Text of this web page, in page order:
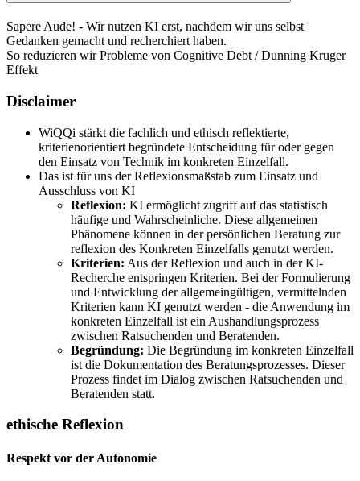
Sapere Aude! - Wir nutzen KI erst, nachdem wir uns selbst
Gedanken gemacht und recherchiert haben.
So reduzieren wir Probleme von Cognitive Debt / Dunning Kruger
Effekt
Disclaimer
WiQQi stärkt die fachlich und ethisch reflektierte,
kriterienorientiert begründete Entscheidung für oder gegen
den Einsatz von Technik im konkreten Einzelfall.
Das ist für uns der Reflexionsmaßstab zum Einsatz und
Ausschluss von KI
Reflexion: KI ermöglicht zugriff auf das statistisch
häufige und Wahrscheinliche. Diese allgemeinen
Phänomene können in der persönlichen Beratung zur
reflexion des Konkreten Einzelfalls genutzt werden.
Kriterien: Aus der Reflexion und auch in der KI-
Recherche entspringen Kriterien. Bei der Formulierung
und Entwicklung der allgemeingültigen, vermittelnden
Kriterien kann KI genutzt werden - die Anwendung im
konkreten Einzelfall ist ein Aushandlungsprozess
zwischen Ratsuchenden und Beratenden.
Begründung: Die Begründung im konkreten Einzelfall
ist die Dokumentation des Beratungsprozesses. Dieser
Prozess findet im Dialog zwischen Ratsuchenden und
Beratenden statt.
ethische Reflexion
Respekt vor der Autonomie